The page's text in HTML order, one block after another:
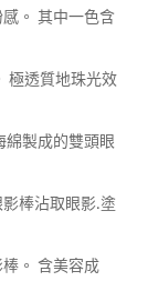
。 其中一色含
極透質地珠光效
綿製成的雙頭眼
棒沾取眼影.塗
。 含美容成